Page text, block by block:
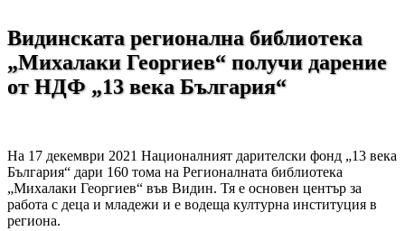
Видинската регионална библиотека
„Михалаки Георгиев“ получи дарение
от НДФ „13 века България“
На 17 декември 2021 Националният дарителски фонд „13 века
България“ дари 160 тома на Регионалната библиотека
„Михалаки Георгиев“ във Видин. Тя е основен център за
работа с деца и младежи и е водеща културна институция в
региона.